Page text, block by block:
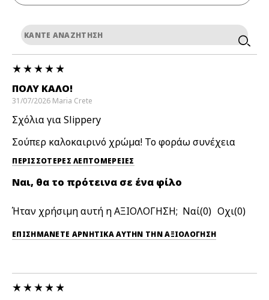
ΠΟΛΎ ΚΑΛΌ!
31/07/2026 Maria Crete
Σχόλια για Slippery
Σούπερ καλοκαιρινό χρώμα! Το φοράω συνέχεια
ΠΕΡΙΣΣΌΤΕΡΕΣ ΛΕΠΤΟΜΈΡΕΙΕΣ
Ναι, θα το πρότεινα σε ένα φίλο
Ήταν χρήσιμη αυτή η ΑΞΙΟΛΟΓΗΣΗ; 0 0
ΕΠΙΣΗΜΆΝΕΤΕ ΑΡΝΗΤΙΚΆ ΑΥΤΉΝ ΤΗΝ ΑΞΙΟΛΟΓΗΣΗ